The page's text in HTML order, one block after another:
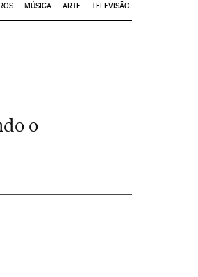
MÚSICA ARTE TELEVISÃO
o